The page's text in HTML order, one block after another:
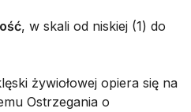
, w skali od niskiej (1) do
żywiołowej opiera się na
Ostrzegania o